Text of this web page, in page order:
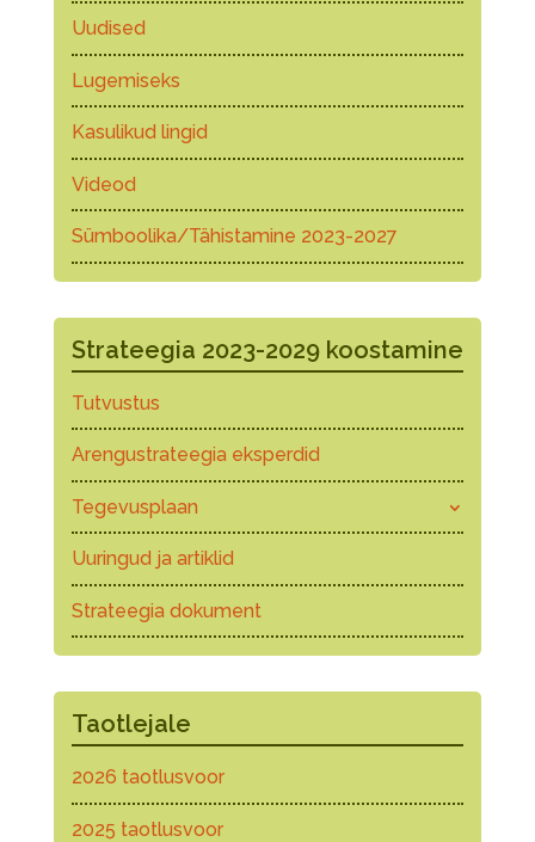
Uudised
Lugemiseks
Kasulikud lingid
Videod
Sümboolika/Tähistamine 2023-2027
Strateegia 2023-2029 koostamine
Tutvustus
Arengustrateegia eksperdid
Tegevusplaan
Uuringud ja artiklid
Strateegia dokument
Taotlejale
2026 taotlusvoor
2025 taotlusvoor